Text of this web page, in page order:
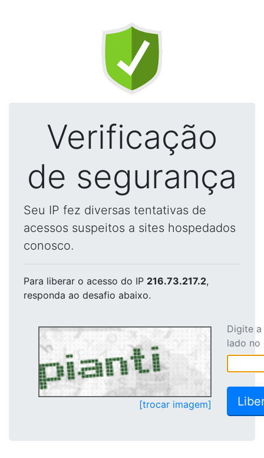
Verificação
de segurança
Seu IP fez diversas tentativas de
acessos suspeitos a sites hospedados
conosco.
Para liberar o acesso do IP 216.73.217.2,
responda ao desafio abaixo.
[trocar imagem]
Digite
lado no